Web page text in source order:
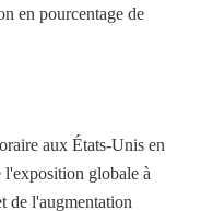
en pourcentage de